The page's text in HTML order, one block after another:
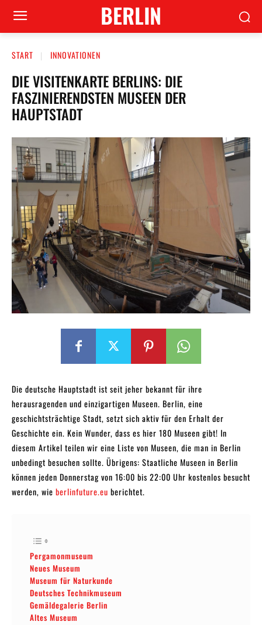
BERLIN
START INNOVATIONEN
DIE VISITENKARTE BERLINS: DIE
FASZINIERENDSTEN MUSEEN DER
HAUPTSTADT
Die deutsche Hauptstadt ist seit jeher bekannt für ihre
herausragenden und einzigartigen Museen. Berlin, eine
geschichtsträchtige Stadt, setzt sich aktiv für den Erhalt der
Geschichte ein. Kein Wunder, dass es hier 180 Museen gibt! In
diesem Artikel teilen wir eine Liste von Museen, die man in Berlin
unbedingt besuchen sollte. Übrigens: Staatliche Museen in Berlin
können jeden Donnerstag von 16:00 bis 22:00 Uhr kostenlos besucht
werden, wie berlinfuture.eu berichtet.
Pergamonmuseum
Neues Museum
Museum für Naturkunde
Deutsches Technikmuseum
Gemäldegalerie Berlin
Altes Museum